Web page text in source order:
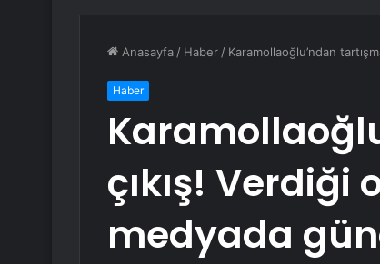
Anasayfa / Haber / Karamollaoğlu’ndan
Haber
çıkış! Verdiği
medyada